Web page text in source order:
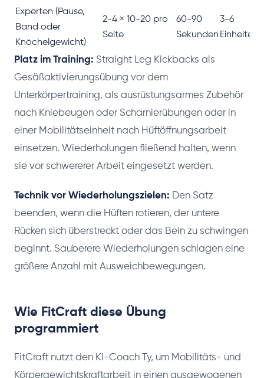
Experten (Pause,
Band oder
Knöchelgewicht)
2-4 × 10-20 pro
Seite
60-90
Sekunden
3-6
Platz im Training: Straight Leg Kickbacks als
Gesäßaktivierungsübung vor dem
Unterkörpertraining, als ausrüstungsarmes Zubehör
nach Kniebeugen oder Scharnierübungen oder in
einer Mobilitätseinheit nach Hüftöffnungsarbeit
einsetzen. Wiederholungen fließend halten, wenn
sie vor schwererer Arbeit eingesetzt werden.
Technik vor Wiederholungszielen: Den Satz
beenden, wenn die Hüften rotieren, der untere
Rücken sich überstreckt oder das Bein zu schwingen
beginnt. Sauberere Wiederholungen schlagen eine
größere Anzahl mit Ausweichbewegungen.
Wie FitCraft diese Übung
programmiert
FitCraft nutzt den KI-Coach Ty, um Mobilitäts- und
Körpergewichtskraftarbeit in einen ausgewogenen